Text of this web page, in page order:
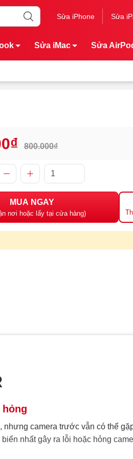
Sửa iPhone Sửa
Sửa iMac Sửa
800.000₫
MUA NGAY
nơi hoặc lấy tại cửa hàng)
nhưng camera trước vẫn có thể
nhất gây ra lỗi hoặc hỏng